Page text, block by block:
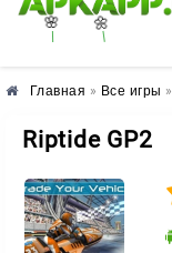
🌸 🌼
Главная » Все игры »
Riptide GP2